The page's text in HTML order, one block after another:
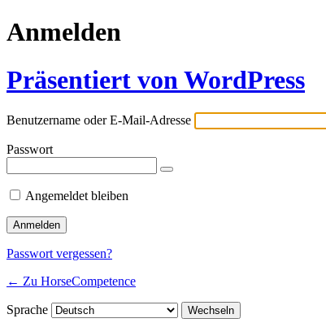
Anmelden
Präsentiert von WordPress
Benutzername oder E-Mail-Adresse
Passwort
Angemeldet bleiben
Passwort vergessen?
← Zu HorseCompetence
Sprache